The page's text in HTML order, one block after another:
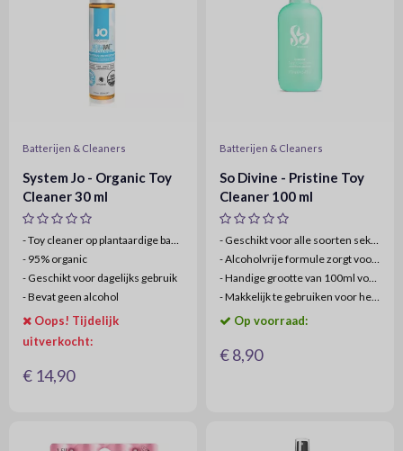
Batterijen & Cleaners
System Jo - Organic Toy
Cleaner 30 ml
- Toy cleaner op plantaardige basis
- 95% organic
- Geschikt voor dagelijks gebruik
-Bevat geen alcohol
Oops! Tijdelijk
uitverkocht:
€ 14,90
Batterijen & Cleaners
So Divine - Pristine Toy
Cleaner 100 ml
- Geschikt voor alle soorten seksspeeltjes.
-Alcoholvrije formule zorgt voor veilig gebruik.
-Handige grootte van 100ml voor thuisgebruik of op reis.
-Makkelijk te gebruiken voor het behoud van hygiëne
Op voorraad:
€ 8,90